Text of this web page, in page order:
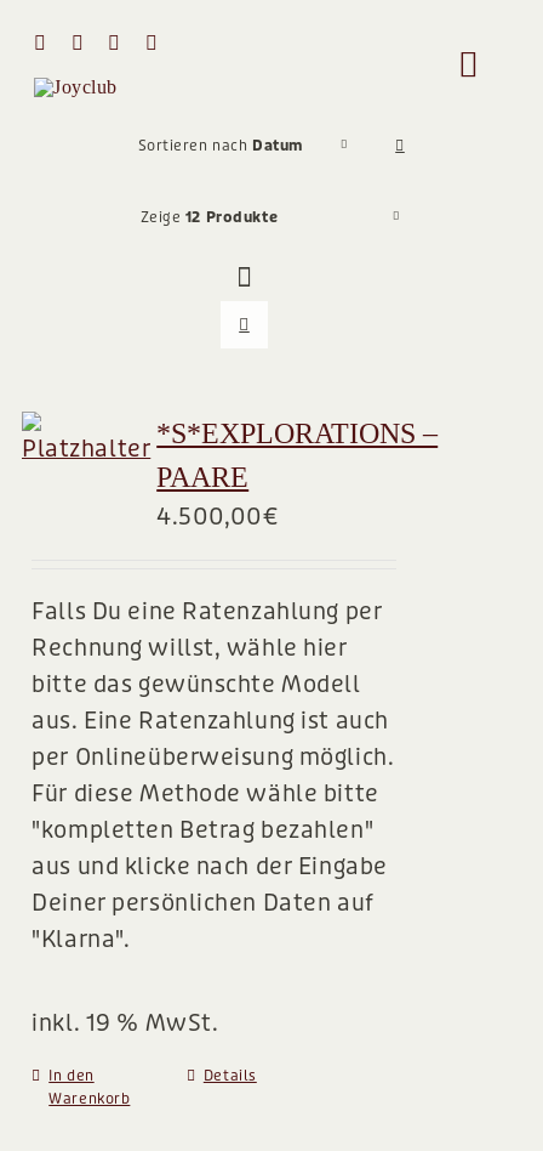
springen
Toggle
Sortieren nach Datum
Zeige 12 Produkte
*S*EXPLORATIONS –
PAARE
4.500,00€
Falls Du eine Ratenzahlung per
Rechnung willst, wähle hier
bitte das gewünschte Modell
aus. Eine Ratenzahlung ist auch
per Onlineüberweisung möglich.
Für diese Methode wähle bitte
"kompletten Betrag bezahlen"
aus und klicke nach der Eingabe
Deiner persönlichen Daten auf
"Klarna".
inkl. 19 % MwSt.
In den
Warenkorb
Details